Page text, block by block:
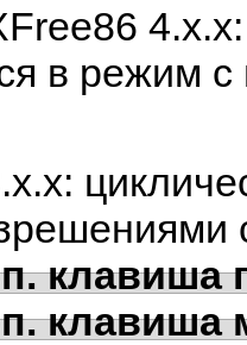
в режим
клавиша
клавиша